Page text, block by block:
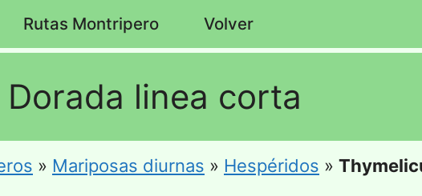
Rutas Montripero Volver
linea corta
» Mariposas diurnas » Hespéridos »